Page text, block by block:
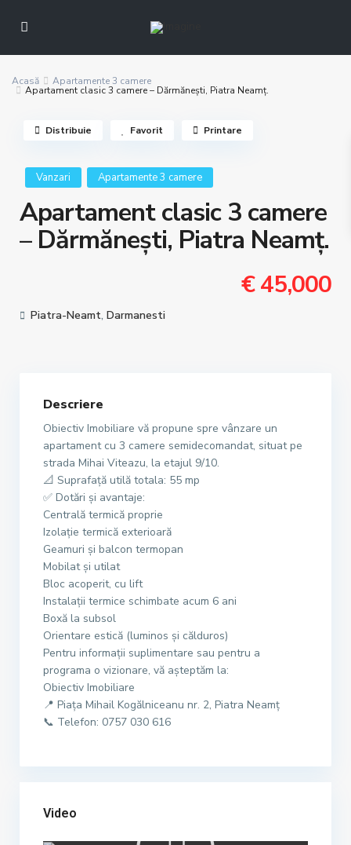
Acasă Apartamente 3 camere
Apartament clasic 3 camere – Dărmănești, Piatra Neamț.
Vanzari Apartamente 3 camere
Apartament clasic 3 camere
– Dărmănești, Piatra Neamț.
€ 45,000
Piatra-Neamt, Darmanesti
Distribuie Favorit Printare
Descriere
Obiectiv Imobiliare vă propune spre vânzare un
apartament cu 3 camere semidecomandat, situat pe
strada Mihai Viteazu, la etajul 9/10.
📐 Suprafață utilă totala: 55 mp
✅ Dotări și avantaje:
Centrală termică proprie
Izolație termică exterioară
Geamuri și balcon termopan
Mobilat și utilat
Bloc acoperit, cu lift
Instalații termice schimbate acum 6 ani
Boxă la subsol
Orientare estică (luminos și călduros)
Pentru informații suplimentare sau pentru a
programa o vizionare, vă așteptăm la:
Obiectiv Imobiliare
📍 Piața Mihail Kogălniceanu nr. 2, Piatra Neamț
📞 Telefon: 0757 030 616
Video